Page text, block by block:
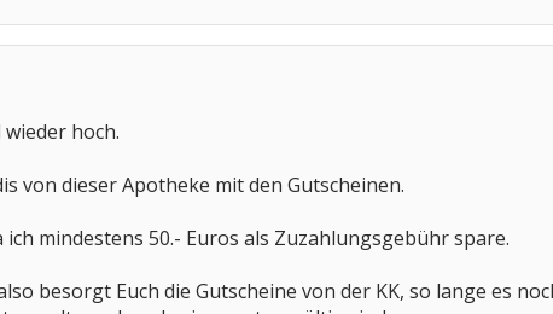
hoch.
von dieser Apotheke mit den Gutscheinen.
ich mindestens 50.- Euros als Zuzahlungsgebühr spare.
besorgt Euch die Gutscheine von der KK, so lange es